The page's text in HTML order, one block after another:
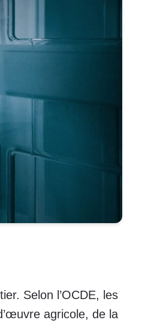
Selon l’OCDE, les
agricole, de la